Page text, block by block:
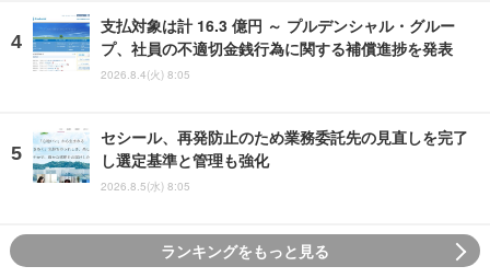
支払対象は計 16.3 億円 ～ プルデンシャル・グルー
プ、社員の不適切金銭行為に関する補償進捗を発表
2026.8.4(火) 8:05
セシール、再発防止のため業務委託先の見直しを完了
し選定基準と管理も強化
2026.8.5(水) 8:05
ランキングをもっと見る